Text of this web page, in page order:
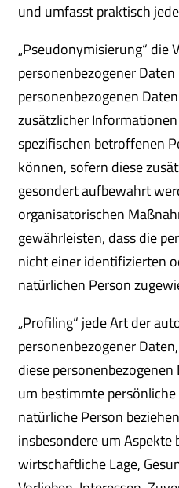
und umfasst praktisch
„Pseudonymisierung“ die
personenbezogener
personenbezogenen
zusätzlicher
spezifischen betroffenen
können, sofern diese
gesondert aufbewahrt
organisatorischen
gewährleisten, dass die
nicht einer identifizierten
natürlichen Person
„Profiling“ jede Art der
personenbezogener
diese
um bestimmte
natürliche Person
insbesondere um Aspekte
wirtschaftliche Lage,